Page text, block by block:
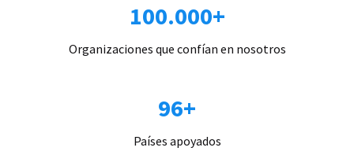
100.000+
Organizaciones que confían en nosotros
96+
Países apoyados